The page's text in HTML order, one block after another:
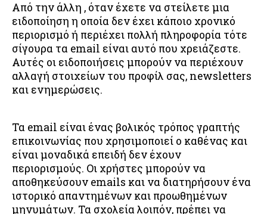
Από την άλλη , όταν έχετε να στείλετε μια
ειδοποίηση η οποία δεν έχει κάποιο χρονικό
περιορισμό ή περιέχει πολλή πληροφορία τότε
σίγουρα τα email είναι αυτό που χρειάζεστε.
Αυτές οι ειδοποιήσεις μπορούν να περιέχουν
αλλαγή στοιχείων του προφίλ σας, newsletters
και ενημερώσεις.
Τα email είναι ένας βολικός τρόπος γραπτής
επικοινωνίας που χρησιμοποιεί ο καθένας και
είναι μοναδικά επειδή δεν έχουν
περιορισμούς. Οι χρήστες μπορούν να
αποθηκεύσουν emails και να διατηρήσουν ένα
ιστορικό απαντημένων και προωθημένων
μηνυμάτων. Τα σχολεία λοιπόν, πρέπει να